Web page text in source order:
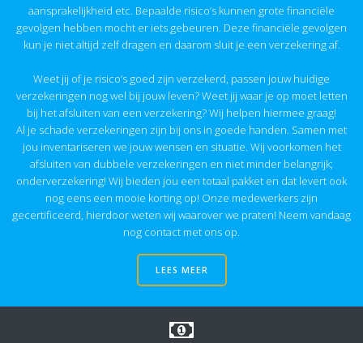
aansprakelijkheid etc. Bepaalde risico’s kunnen grote financiële
gevolgen hebben mocht er iets gebeuren. Deze financiële gevolgen
kun je niet altijd zelf dragen en daarom sluit je een verzekering af.
Weet jij of je risico’s goed zijn verzekerd, passen jouw huidige
verzekeringen nog wel bij jouw leven? Weet jij waar je op moet letten
bij het afsluiten van een verzekering? Wij helpen hiermee graag!
Al je schade verzekeringen zijn bij ons in goede handen. Samen met
jou inventariseren we jouw wensen en situatie. Wij voorkomen het
afsluiten van dubbele verzekeringen en niet minder belangrijk;
onderverzekering! Wij bieden jou een totaal pakket en dat levert ook
nog eens een mooie korting op! Onze medewerkers zijn
gecertificeerd, hierdoor weten wij waarover we praten! Neem vandaag
nog contact met ons op.
LEES MEER